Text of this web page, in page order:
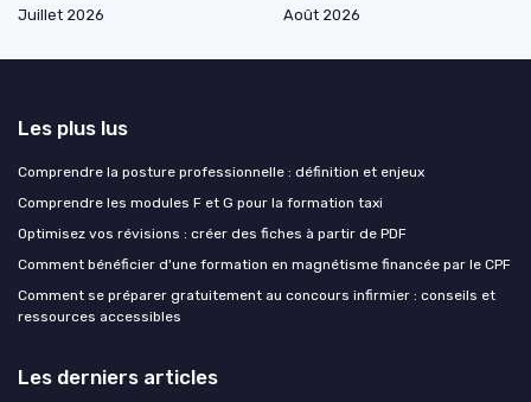
Juillet 2026
Août 2026
Les plus lus
Comprendre la posture professionnelle : définition et enjeux
Comprendre les modules F et G pour la formation taxi
Optimisez vos révisions : créer des fiches à partir de PDF
Comment bénéficier d'une formation en magnétisme financée par le CPF
Comment se préparer gratuitement au concours infirmier : conseils et
ressources accessibles
Les derniers articles